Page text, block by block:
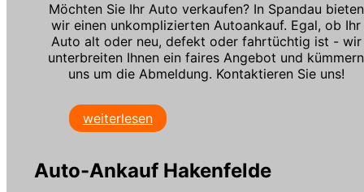
Möchten Sie Ihr Auto verkaufen? In Spandau bieten
wir einen unkomplizierten Autoankauf. Egal, ob Ihr
Auto alt oder neu, defekt oder fahrtüchtig ist - wir
unterbreiten Ihnen ein faires Angebot und kümmern
uns um die Abmeldung. Kontaktieren Sie uns!
weiterlesen
Auto-Ankauf Hakenfelde